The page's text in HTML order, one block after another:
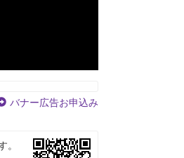
バナー広告お申込み
。